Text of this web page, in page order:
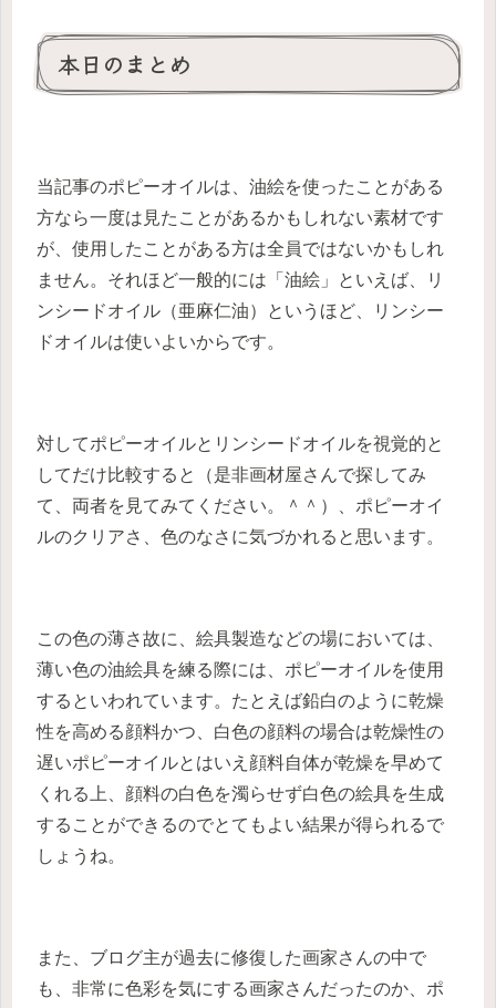
本日のまとめ
当記事のポピーオイルは、油絵を使ったことがある
方なら一度は見たことがあるかもしれない素材です
が、使用したことがある方は全員ではないかもしれ
ません。それほど一般的には「油絵」といえば、リ
ンシードオイル（亜麻仁油）というほど、リンシー
ドオイルは使いよいからです。
対してポピーオイルとリンシードオイルを視覚的と
してだけ比較すると（是非画材屋さんで探してみ
て、両者を見てみてください。＾＾）、ポピーオイ
ルのクリアさ、色のなさに気づかれると思います。
この色の薄さ故に、絵具製造などの場においては、
薄い色の油絵具を練る際には、ポピーオイルを使用
するといわれています。たとえば鉛白のように乾燥
性を高める顔料かつ、白色の顔料の場合は乾燥性の
遅いポピーオイルとはいえ顔料自体が乾燥を早めて
くれる上、顔料の白色を濁らせず白色の絵具を生成
することができるのでとてもよい結果が得られるで
しょうね。
また、ブログ主が過去に修復した画家さんの中で
も、非常に色彩を気にする画家さんだったのか、ポ